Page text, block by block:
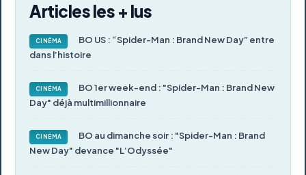
Articles les + lus
CINÉMA
BO US : “Spider-Man : Brand New Day” entre
dans l’histoire
CINÉMA
BO 1er week-end : "Spider-Man : Brand New
Day" déjà multimillionnaire
CINÉMA
BO au dimanche soir : "Spider-Man : Brand
New Day" devance "L’Odyssée"